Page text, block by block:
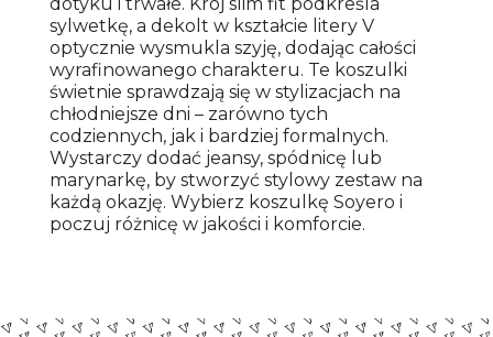
sylwetkę, a dekolt w kształcie litery V
optycznie wysmukla szyję, dodając całości
wyrafinowanego charakteru. Te koszulki
świetnie sprawdzają się w stylizacjach na
chłodniejsze dni – zarówno tych
codziennych, jak i bardziej formalnych.
Wystarczy dodać jeansy, spódnicę lub
marynarkę, by stworzyć stylowy zestaw na
każdą okazję. Wybierz koszulkę Soyero i
poczuj różnicę w jakości i komforcie.